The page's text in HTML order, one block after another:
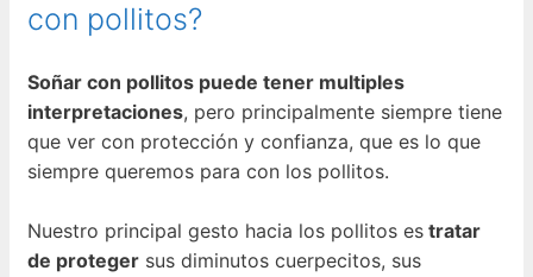
con pollitos?
Soñar con pollitos puede tener multiples
interpretaciones, pero principalmente siempre tiene
que ver con protección y confianza, que es lo que
siempre queremos para con los pollitos.
Nuestro principal gesto hacia los pollitos es tratar
de proteger sus diminutos cuerpecitos, sus